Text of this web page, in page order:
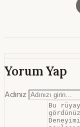
Yorum Yap
Adınız